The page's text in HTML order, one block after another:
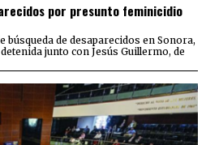
por presunto feminicidio
búsqueda de desaparecidos en Sonora,
junto con Jesús Guillermo, de